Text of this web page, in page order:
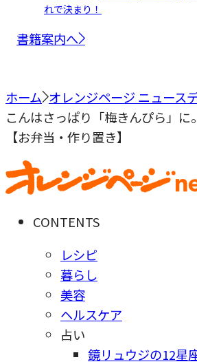
れで決まり！
書籍案内へ
ホーム オレンジページ ニュース
こんはさっぱり「梅きんぴら」に
【お弁当・作り置き】
CONTENTS
レシピ
暮らし
美容
ヘルスケア
占い
鏡リュウジの12星